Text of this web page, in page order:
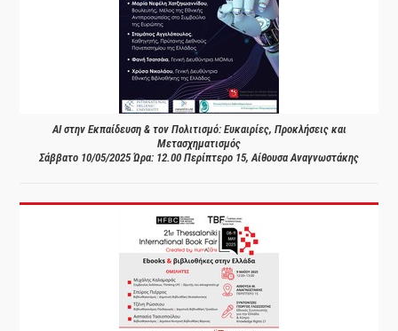
AI στην Εκπαίδευση & τον Πολιτισμό: Ευκαιρίες, Προκλήσεις και
Μετασχηματισμός
Σάββατο 10/05/2025 Ώρα: 12.00 Περίπτερο 15, Αίθουσα Αναγνωστάκης